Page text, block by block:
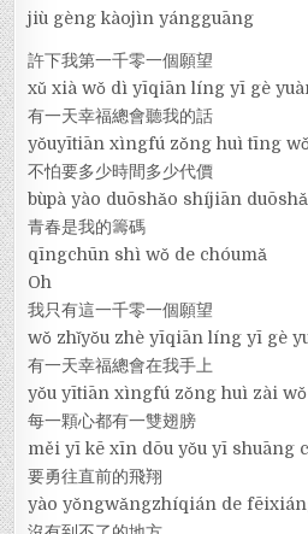
jiù gèng kàojìn yángguāng
許下我第一千零一個願望
xǔ xià wǒ dì yīqiān líng yī gè
有一天幸福總會聽我的話
yǒuyītiān xìngfú zǒng huì tīng
不怕要多少時間多少代價
bùpà yào duōshǎo shíjiān
青春是我的籌碼
qīngchūn shì wǒ de chóumǎ
Oh
我只有這一千零一個願望
wǒ zhǐyǒu zhè yīqiān líng yī gè
有一天幸福總會在我手上
yǒu yītiān xìngfú zǒng huì zài
每一顆心都有一雙翅膀
měi yī kē xīn dōu yǒu yī shuāng
要勇往直前的飛翔
yào yǒngwǎngzhíqián de